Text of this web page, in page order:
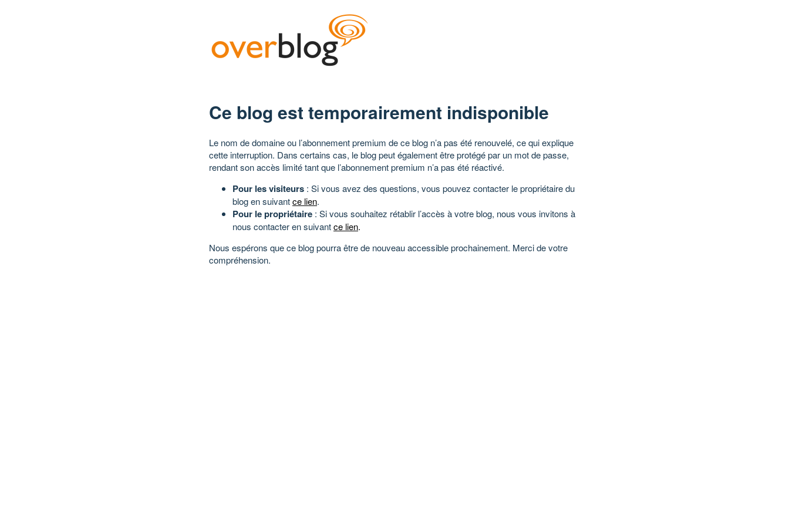
Ce blog est temporairement indisponible
Le nom de domaine ou l’abonnement premium de ce blog n’a pas été renouvelé, ce qui explique
cette interruption. Dans certains cas, le blog peut également être protégé par un mot de passe,
rendant son accès limité tant que l’abonnement premium n’a pas été réactivé.
Pour les visiteurs : Si vous avez des questions, vous pouvez contacter le propriétaire du
blog en suivantce lien.
Pour le propriétaire : Si vous souhaitez rétablir l’accès à votre blog, nous vous invitons à
nous contacter en suivantce lien.
Nous espérons que ce blog pourra être de nouveau accessible prochainement. Merci de votre
compréhension.